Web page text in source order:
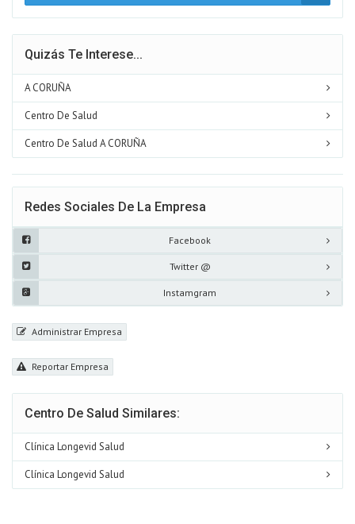
Quizás Te Interese...
A CORUÑA
Centro De Salud
Centro De Salud A CORUÑA
Redes Sociales De La Empresa
Facebook
Twitter @
Instamgram
Administrar Empresa
Reportar Empresa
Centro De Salud Similares:
Clínica Longevid Salud
Clínica Longevid Salud